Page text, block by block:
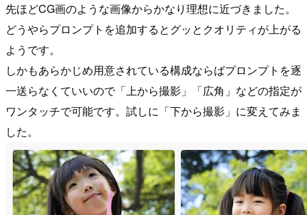
先ほどCG画のような画像からかなり理想に近づきました。
どうやらプロンプトを追加するとグッとクオリティが上がる
ようです。
しかもあらかじめ用意されている構成ならばプロンプトを逐
一送らなくていいので「上から撮影」「広角」などの指定が
ワンタッチで可能です。試しに「下から撮影」に変えてみま
した。